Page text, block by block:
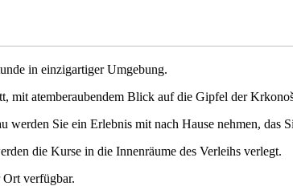
in einzigartiger Umgebung.
mit atemberaubendem Blick auf die Gipfel der
Sie ein Erlebnis mit nach Hause nehmen, das
die Kurse in die Innenräume des Verleihs verlegt.
Ort verfügbar.